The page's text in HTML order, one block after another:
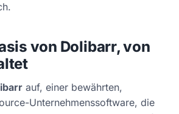
von Dolibarr, von
auf, einer bewährten,
Unternehmenssoftware, die